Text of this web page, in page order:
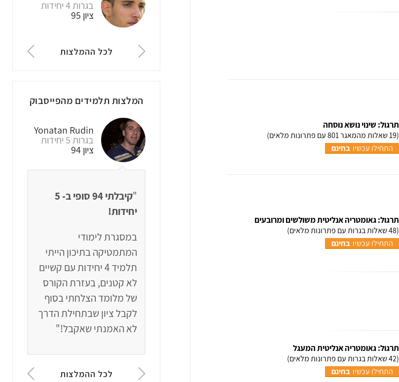
תרגול: שינוי נושא נוסחה
(19 שאלות מהמאגר 801 עם פתרונות מלאים)
התחילו עכשיו בחינם
תרגול: גאומטריה אנליטית משולשים ומרובעים
(48 שאלות בגרות עם פתרונות מלאים)
התחילו עכשיו בחינם
תרגול: גאומטריה אנליטית המעגל
(42 שאלות בגרות עם פתרונות מלאים)
התחילו עכשיו בחינם
בגרות שאלון 806
ציון 99
בגרות 4 יחידות
ציון 95
בגרות 4 יחידות
ציון 85
לכל ההמלצות
המלצות תלמידים מהפייסבוק
Rotem Naon
בגרות 5 יחידות
ציון 94
"קיבלתי 94 ב- 5 יח'!
החומר מסודר ומובן וכמובן
מקיף את כל הנושאים
שצריך לבגרות.הצלחתי
תוך חודש וחצי, לאחר ש-4
שנים לא נגעתי
במתמטיקה, לפתור
בגרויות ברמת 5 יחידות!"
Ofir Ben Moshe
בגרות שאלון 807
ציון 93
מתמטיקה אך עם ציון של
לכל ההמלצות